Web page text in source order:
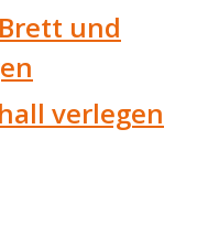
und
verlegen